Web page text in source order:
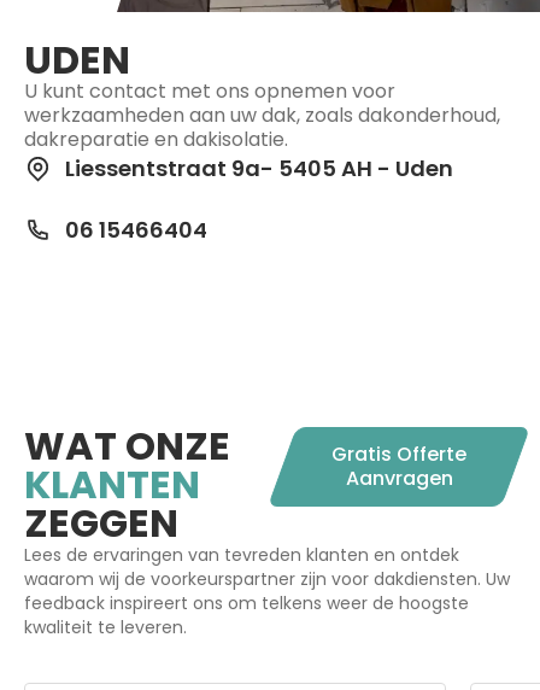
UDEN
U kunt contact met ons opnemen voor
werkzaamheden aan uw dak, zoals dakonderhoud,
dakreparatie en dakisolatie.
Liessentstraat 9a- 5405 AH - Uden
06 15466404
WAT ONZE
KLANTEN
ZEGGEN
Gratis Offerte
Aanvragen
Lees de ervaringen van tevreden klanten en ontdek
waarom wij de voorkeurspartner zijn voor dakdiensten. Uw
feedback inspireert ons om telkens weer de hoogste
kwaliteit te leveren.